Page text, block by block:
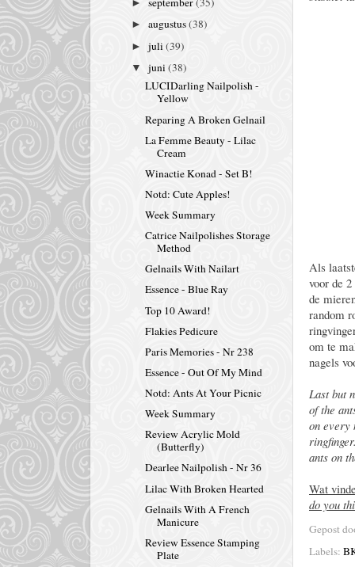
Als
voor de
de
random
om te
nagels
Last but
of the
on every
ants on
Wat
do you
Gepost
Labels:
►
►augustus(38)
►juli(39)
▼juni(38)
LUCIDarling Nailpolish -
Yellow
Reparing A Broken Gelnail
La Femme Beauty - Lilac
Cream
Winactie Konad - Set B!
Notd: Cute Apples!
Week Summary
Catrice Nailpolishes Storage
Method
Gelnails With Nailart
Essence - Blue Ray
Top 10 Award!
Flakies Pedicure
Paris Memories - Nr 238
Essence - Out Of My Mind
Notd: Ants At Your Picnic
Week Summary
Review Acrylic Mold
(Butterfly)
Dearlee Nailpolish - Nr 36
Lilac With Broken Hearted
Gelnails With A French
Manicure
Review Essence Stamping
Plate